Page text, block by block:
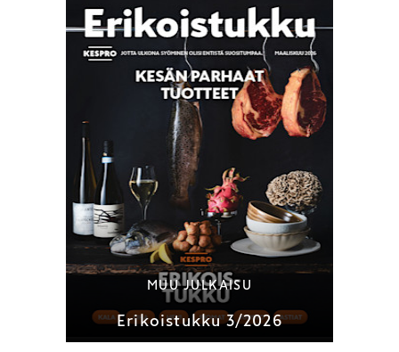
MUU JULKAISU
Erikoistukku 3/2026